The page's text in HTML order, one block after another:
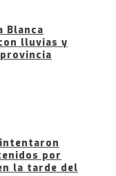
Blanca
lluvias y
por
la tarde del